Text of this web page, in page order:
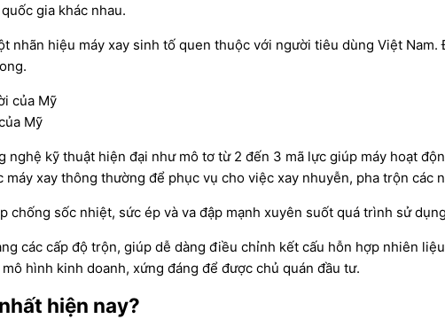
gia khác nhau.
nhãn hiệu máy xay sinh tố quen thuộc với người tiêu dùng Việt Nam.
Mỹ
kỹ thuật hiện đại như mô tơ từ 2 đến 3 mã lực giúp máy hoạt
xay thông thường để phục vụ cho việc xay nhuyễn, pha trộn các
sốc nhiệt, sức ép và va đập mạnh xuyên suốt quá trình sử
các cấp độ trộn, giúp dễ dàng điều chỉnh kết cấu hỗn hợp nhiên
hình kinh doanh, xứng đáng để được chủ quán đầu tư.
hiện nay?